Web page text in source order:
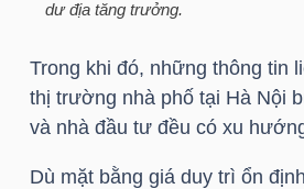
dư địa tăng trưởng.
Trong khi đó, những thông tin
thị trường nhà phố tại Hà Nội
và nhà đầu tư đều có xu
Dù mặt bằng giá duy trì ổn